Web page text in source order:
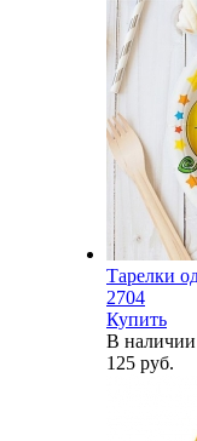
Тарелки
2704
Купить
В наличии
125 руб.